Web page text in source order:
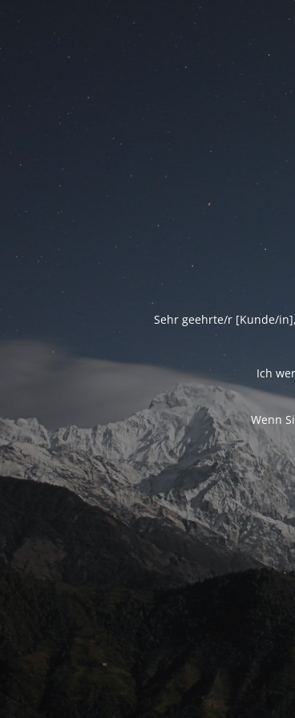
Sehr geehrte/r [Kunde/
Ich
Wenn